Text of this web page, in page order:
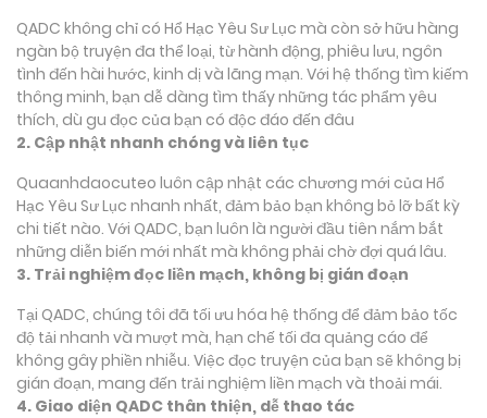
QADC không chỉ có Hổ Hạc Yêu Sư Lục mà còn sở hữu hàng
ngàn bộ truyện đa thể loại, từ hành động, phiêu lưu, ngôn
tình đến hài hước, kinh dị và lãng mạn. Với hệ thống tìm kiếm
thông minh, bạn dễ dàng tìm thấy những tác phẩm yêu
thích, dù gu đọc của bạn có độc đáo đến đâu
2. Cập nhật nhanh chóng và liên tục
Quaanhdaocuteo luôn cập nhật các chương mới của Hổ
Hạc Yêu Sư Lục nhanh nhất, đảm bảo bạn không bỏ lỡ bất kỳ
chi tiết nào. Với QADC, bạn luôn là người đầu tiên nắm bắt
những diễn biến mới nhất mà không phải chờ đợi quá lâu.
3. Trải nghiệm đọc liền mạch, không bị gián đoạn
Tại QADC, chúng tôi đã tối ưu hóa hệ thống để đảm bảo tốc
độ tải nhanh và mượt mà, hạn chế tối đa quảng cáo để
không gây phiền nhiễu. Việc đọc truyện của bạn sẽ không bị
gián đoạn, mang đến trải nghiệm liền mạch và thoải mái.
4. Giao diện QADC thân thiện, dễ thao tác